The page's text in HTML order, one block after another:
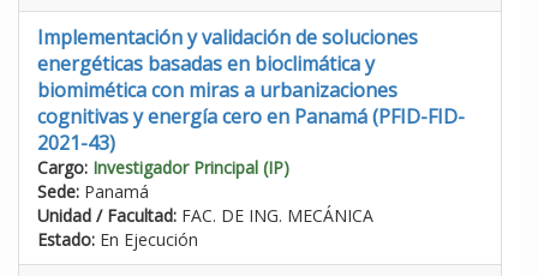
Implementación y validación de soluciones
energéticas basadas en bioclimática y
biomimética con miras a urbanizaciones
cognitivas y energía cero en Panamá (PFID-FID-
2021-43)
Cargo: Investigador Principal (IP)
Sede: Panamá
Unidad / Facultad: FAC. DE ING. MECÁNICA
Estado: En Ejecución